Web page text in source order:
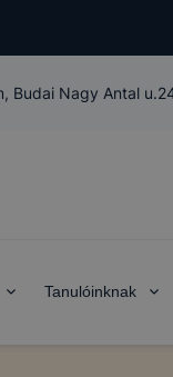
Budai Nagy Antal
Tanulóinknak